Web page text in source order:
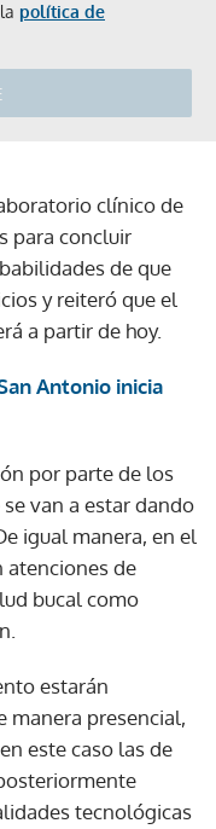
política de
clínico de
para concluir
de que
y reiteró que el
a partir de hoy.
Antonio inicia
por parte de los
van a estar dando
igual manera, en el
de
bucal como
estarán
manera presencial,
este caso las de
tecnológicas